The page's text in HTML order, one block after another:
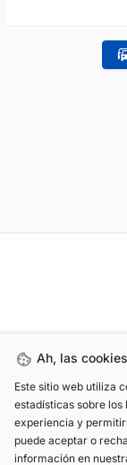
Ah, las
Este sitio web utiliza
estadísticas sobre los
experiencia y
puede aceptar o
información en